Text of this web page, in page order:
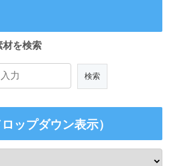
材を検索
ップダウン表示）